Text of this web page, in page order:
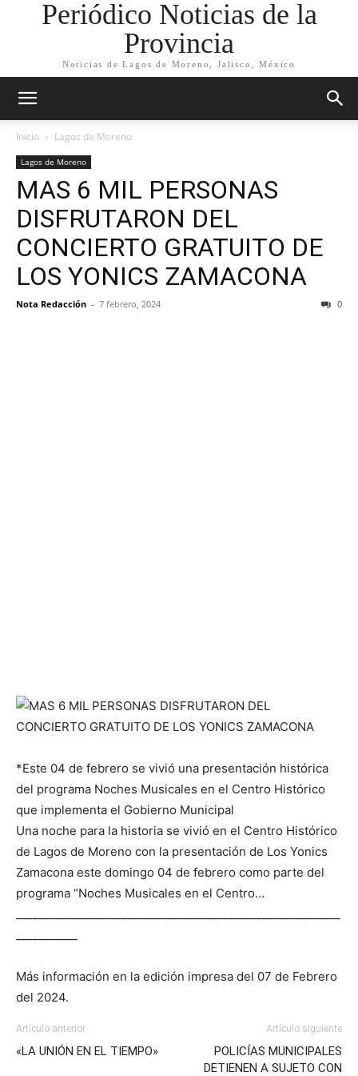
Periódico Noticias de la
Provincia
Noticias de Lagos de Moreno, Jalisco, México
Inicio Lagos de Moreno
Lagos de Moreno
MAS 6 MIL PERSONAS
DISFRUTARON DEL
CONCIERTO GRATUITO DE
LOS YONICS ZAMACONA
Nota Redacción - 7 febrero, 2024 0
*Este 04 de febrero se vivió una presentación histórica
del programa Noches Musicales en el Centro Histórico
que implementa el Gobierno Municipal
Una noche para la historia se vivió en el Centro Histórico
de Lagos de Moreno con la presentación de Los Yonics
Zamacona este domingo 04 de febrero como parte del
programa “Noches Musicales en el Centro…
Más información en la edición impresa del 07 de Febrero
del 2024.
Artículo anterior
«LA UNIÓN EN EL TIEMPO»
Artículo siguiente
POLICÍAS MUNICIPALES
DETIENEN A SUJETO CON